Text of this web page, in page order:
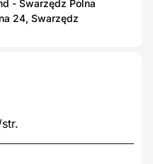
- Swarzędz Polna
24, Swarzędz